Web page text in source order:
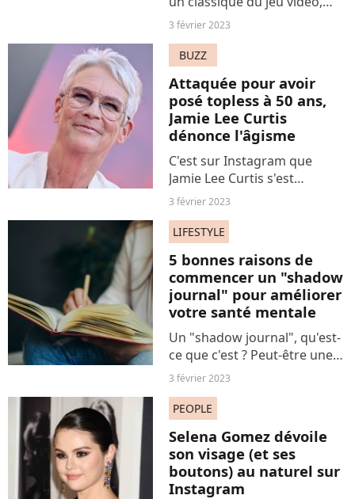
mais un exemple d'inclusivité.
en sont par ailleurs la preuve
enthousiasmante.
3 février 2023
BUZZ
Attaquée pour avoir
posé topless à 50 ans,
Jamie Lee Curtis
dénonce l'âgisme
C'est sur Instagram que
Jamie Lee Curtis s'est
souvenue d'une déplorable
sexistes la ciblant lorsqu'elle
a osé poser topless à 50 ans.
Une certaine idée de...
3 février 2023
LIFESTYLE
5 bonnes raisons de
commencer un "shadow
journal" pour améliorer
votre santé mentale
Un "shadow journal", qu'est-
ce que c'est ? Peut-être une
manière idéale de cajoler
temps de doutes et
d'incertitudes. On vous
explique.
3 février 2023
PEOPLE
Selena Gomez dévoile
son visage (et ses
boutons) au naturel sur
Instagram